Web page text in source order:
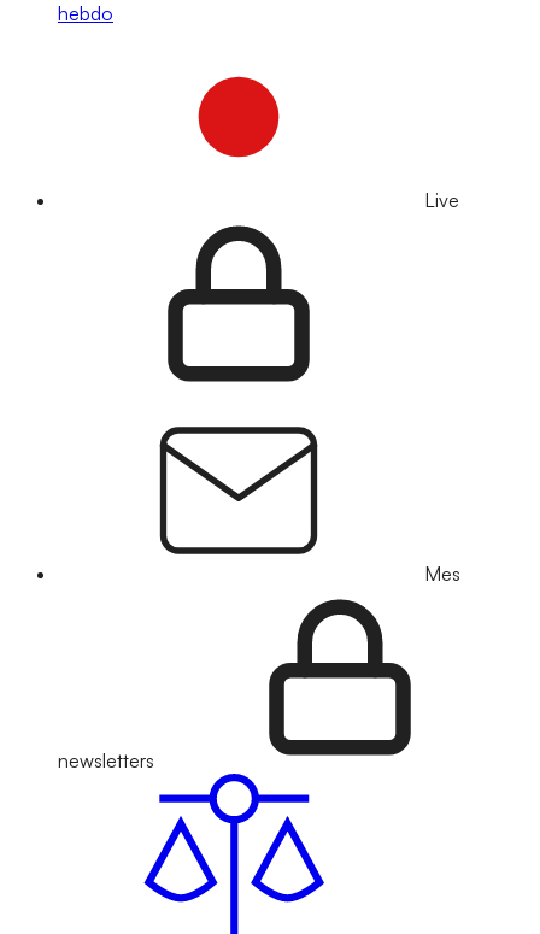
hebdo
Live
Mes
newsletters